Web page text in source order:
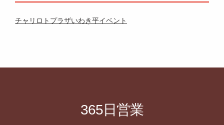
チャリロトプラザいわき平イベント
365日営業